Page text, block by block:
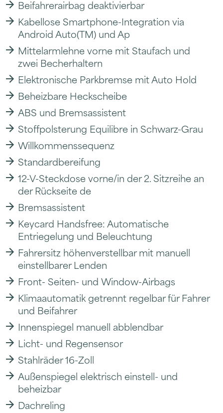
Beifahrerairbag deaktivierbar
Kabellose Smartphone-Integration via
Android Auto(TM) und Ap
Mittelarmlehne vorne mit Staufach und
zwei Becherhaltern
Elektronische Parkbremse mit Auto Hold
Beheizbare Heckscheibe
ABS und Bremsassistent
Stoffpolsterung Equilibre in Schwarz-Grau
Willkommenssequenz
Standardbereifung
12-V-Steckdose vorne/in der 2. Sitzreihe an
der Rückseite de
Bremsassistent
Keycard Handsfree: Automatische
Entriegelung und Beleuchtung
Fahrersitz höhenverstellbar mit manuell
einstellbarer Lenden
Front- Seiten- und Window-Airbags
Klimaautomatik getrennt regelbar für Fahrer
und Beifahrer
Innenspiegel manuell abblendbar
Licht- und Regensensor
Stahlräder 16-Zoll
Außenspiegel elektrisch einstell- und
beheizbar
Dachreling